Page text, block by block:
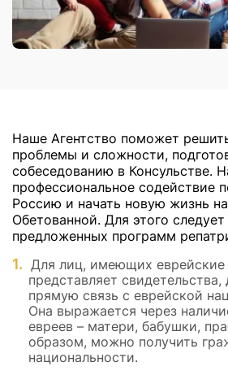
Наше Агентство поможет
проблемы и сложности,
собеседованию в Консульстве.
профессиональное содействие
Россию и начать новую жизнь
Обетованной. Для этого
предложенных программ
Для лиц, имеющих еврейские
представляет
прямую связь с еврейской
Она выражается через
евреев – матери, бабушки,
образом, можно получить
национальности.